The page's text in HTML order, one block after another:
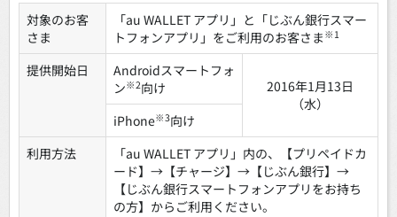
対象のお客
さま
「au WALLET アプリ」と「じぶん銀行スマー
トフォンアプリ」をご利用のお客さま ※1
提供開始日
Androidスマートフォ
ン※2向け
2016年1月13日
（水）
iPhone※3向け
利用方法
「au WALLET アプリ」内の、【プリペイドカ
ード】→【チャージ】→【じぶん銀行】→
【じぶん銀行スマートフォンアプリをお持ち
の方】からご利用ください。